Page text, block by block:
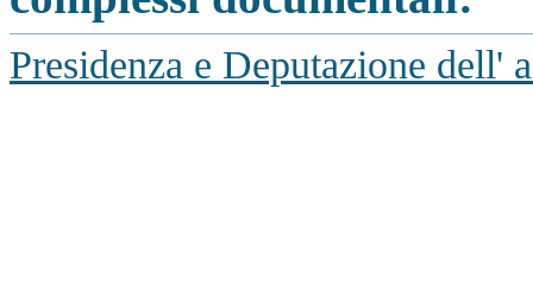
Presidenza e Deputazione dell'